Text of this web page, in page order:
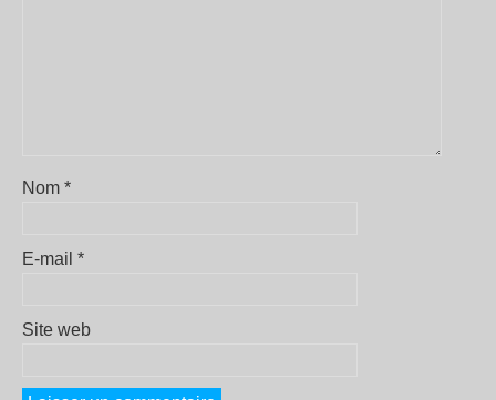
Nom *
E-mail *
Site web